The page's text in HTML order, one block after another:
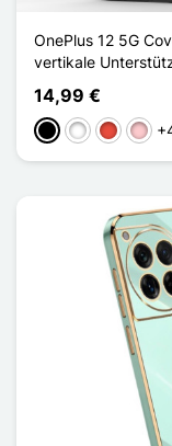
OnePlus 12 5G
vertikale
14,99 €
Schwarz
WeißRot Pink